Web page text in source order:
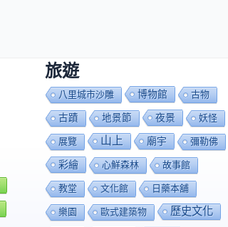
旅遊
八里城市沙雕 博物館 古物
古蹟 地景節 夜景 妖怪
展覽 山上 廟宇 彌勒佛
彩繪 心鮮森林 故事館
教堂 文化館 日藥本舖
樂園 歐式建築物 歷史文化